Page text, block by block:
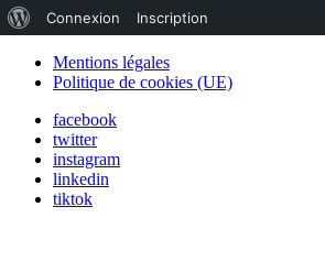
Mentions légales
Politique de cookies (UE)
facebook
twitter
instagram
linkedin
tiktok
de
WordPress
Connexion Inscription